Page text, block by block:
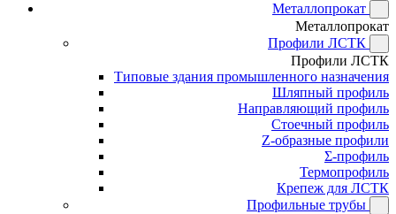
Металлопрокат
Металлопрокат
Профили ЛСТК
Профили ЛСТК
Типовые здания промышленного назначения
Шляпный профиль
Направляющий профиль
Стоечный профиль
Z-образные профили
Σ-профиль
Термопрофиль
Крепеж для ЛСТК
Профильные трубы